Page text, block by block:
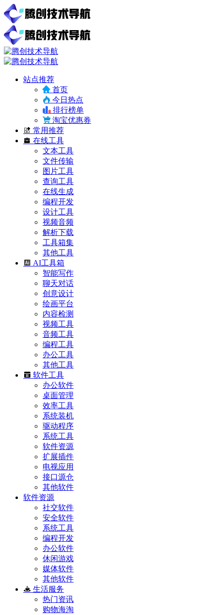
站点推荐
首页
今日热点
排行榜单
淘宝优惠券
常用推荐
在线工具
文本工具
文件传输
图片工具
查询工具
在线生成
编程开发
设计工具
视频音频
解析下载
工具箱集
其他工具
AI工具箱
智能写作
聊天对话
创意设计
绘画平台
内容检测
视频工具
音频工具
编程工具
办公工具
其他工具
软件工具
办公软件
桌面管理
效率工具
系统装机
驱动程序
系统工具
软件资源
扩展插件
电视应用
接口源仓
其他软件
软件资源
社交软件
安全软件
系统工具
编程开发
办公软件
休闲游戏
媒体软件
其他软件
生活服务
热门资讯
购物海淘